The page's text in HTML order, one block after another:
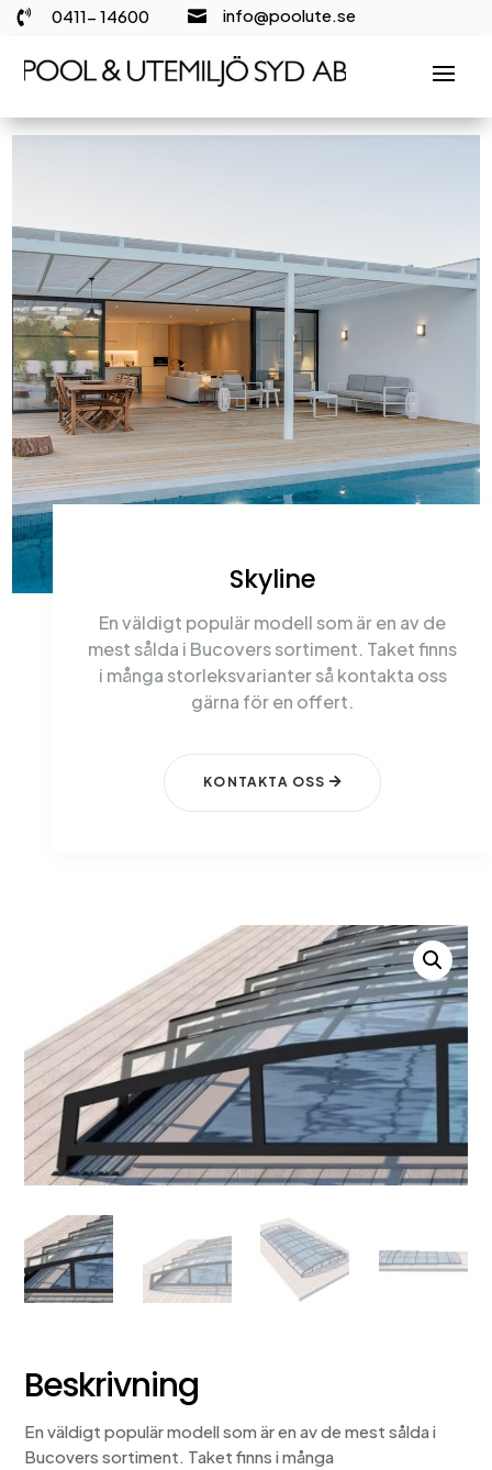
 0411- 14600  info@poolute.se
Skyline
En väldigt populär modell som är en av de
mest sålda i Bucovers sortiment. Taket finns
i många storleksvarianter så kontakta oss
gärna för en offert.
KONTAKTA OSS
Beskrivning
En väldigt populär modell som är en av de mest sålda i
Bucovers sortiment. Taket finns i många